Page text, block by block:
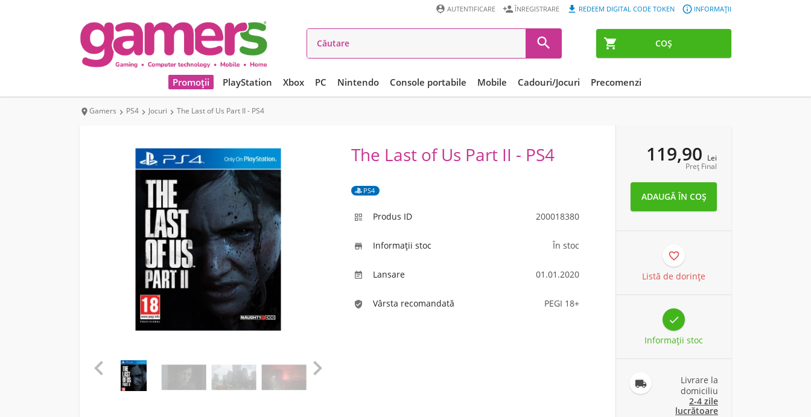
 COȘ
 INFORMAȚII
 REDEEM DIGITAL CODE TOKEN
ÎNREGISTRARE
 AUTENTIFICARE

Promoții PlayStation Xbox PC Nintendo Console portabile Mobile Cadouri/Jocuri Precomenzi
Gamers  PS4 Jocuri  The Last of Us Part II - PS4
 
The Last of Us Part II - PS4
PS4
 Produs ID 200018380
 Informaţii stoc În stoc
 Lansare 01.01.2020
verified_user Vârsta recomandată PEGI 18+
119,90 Lei
Preț Final

Listă de dorințe

Informaţii stoc

Livrare la
domiciliu
2-4 zile
lucrătoare